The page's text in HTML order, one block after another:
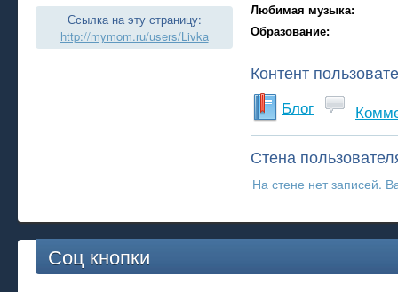
Ссылка на эту страницу:
http://mymom.ru/users/Livka
Любимая музыка:
Образование:
Контент
Блог
Стена
На стене нет записей.
Соц кнопки